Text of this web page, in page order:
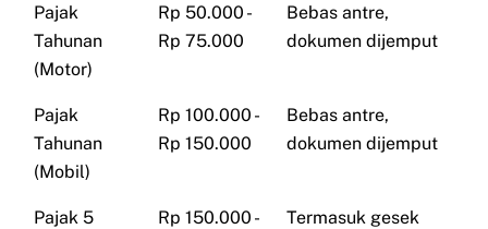
Pajak
Tahunan
(Motor)
Rp 50.000 -
Rp 75.000
Bebas antre,
dokumen dijemput
Pajak
Tahunan
(Mobil)
Rp 100.000 -
Rp 150.000
Bebas antre,
dokumen dijemput
Pajak 5
Rp 150.000 -
Termasuk gesek